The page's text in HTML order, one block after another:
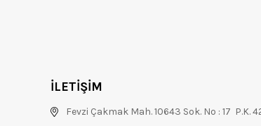
İLETİŞİM
Fevzi Çakmak Mah. 10643 Sok. No : 17 P.K.